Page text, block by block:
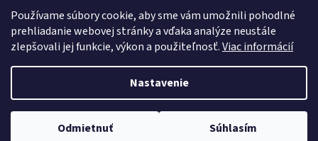
Používame súbory cookie, aby sme vám umožnili pohodlné
prehliadanie webovej stránky a vďaka analýze neustále
zlepšovali jej funkcie, výkon a použiteľnosť.Viac informácií
Nastavenie
Odmietnuť Súhlasím
Kontakty
Copyright 2026www.hygart.sk. Všetky práva vyhradené.Upraviť